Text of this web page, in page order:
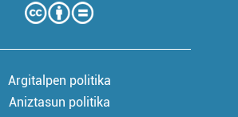
Argitalpen politika
Aniztasun politika